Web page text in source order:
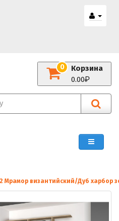
Корзина
0
0.00
Мрамор византийский/Дуб харбор